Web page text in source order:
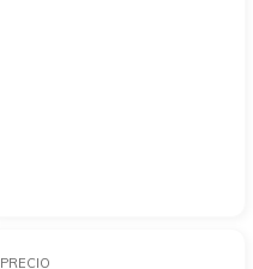
PRECIO